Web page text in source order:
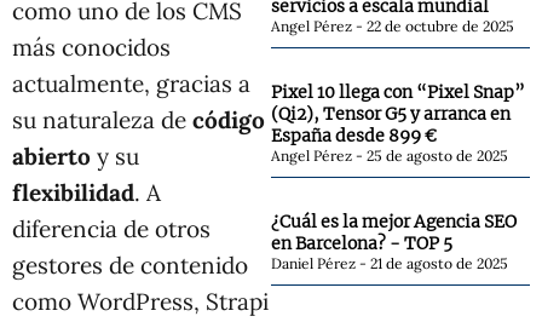
como uno de los CMS
más conocidos
actualmente, gracias a
su naturaleza de código
abierto y su
flexibilidad. A
diferencia de otros
gestores de contenido
como WordPress, Strapi
servicios a escala mundial
Angel Pérez 22 de octubre de 2025
Pixel 10 llega con “Pixel Snap”
(Qi2), Tensor G5 y arranca en
España desde 899 €
Angel Pérez 25 de agosto de 2025
¿Cuál es la mejor Agencia SEO
en Barcelona? - TOP 5
Daniel Pérez 21 de agosto de 2025